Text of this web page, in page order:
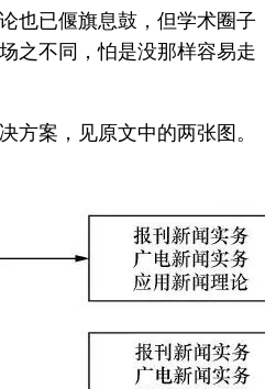
也已偃旗息鼓，但学术圈子
之不同，怕是没那样容易走
方案，见原文中的两张图。